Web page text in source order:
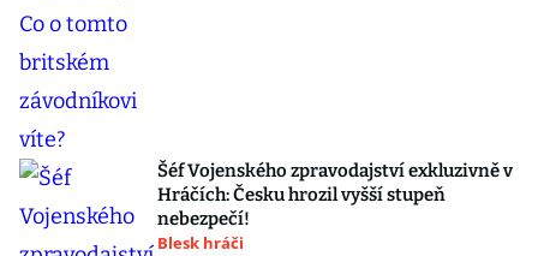
Šéf Vojenského zpravodajství exkluzivně v
Hráčích: Česku hrozil vyšší stupeň
nebezpečí!
Blesk hráči